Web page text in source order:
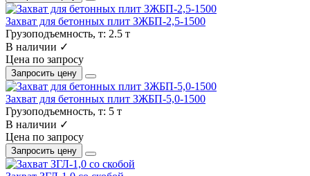
Захват для бетонных плит ЗЖБП-2,5-1500
Грузоподъемность, т: 2.5 т
В наличии ✓
Цена по запросу
Запросить цену
Захват для бетонных плит ЗЖБП-5,0-1500
Грузоподъемность, т: 5 т
В наличии ✓
Цена по запросу
Запросить цену